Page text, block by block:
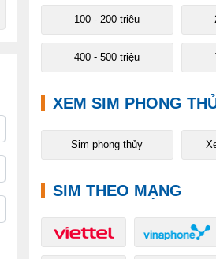
100 - 200 triệu
400 - 500 triệu
XEM SIM PHONG
Sim phong thủy
SIM THEO MẠNG